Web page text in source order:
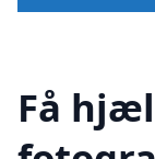
Få